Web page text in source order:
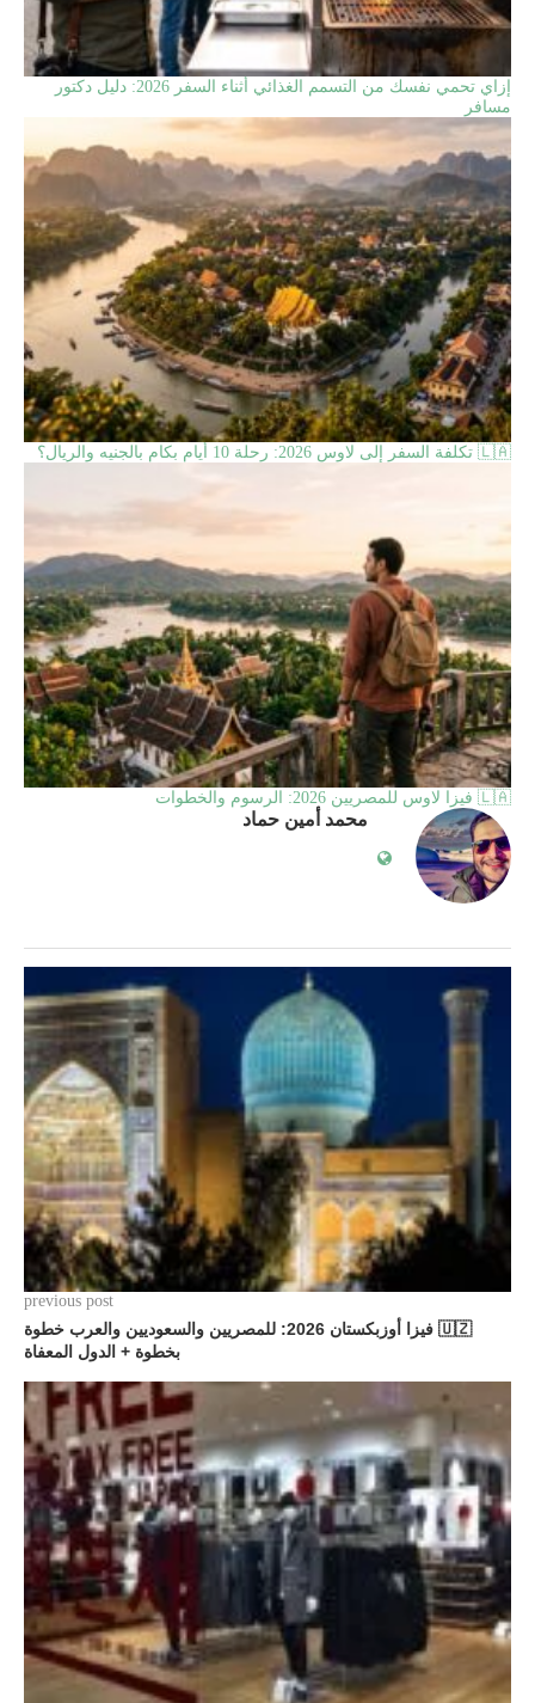
إزاي تحمي نفسك من التسمم الغذائي أثناء السفر 2026: دليل دكتور
مسافر
🇱🇦 تكلفة السفر إلى لاوس 2026: رحلة 10 أيام بكام بالجنيه والريال؟
🇱🇦 فيزا لاوس للمصريين 2026: الرسوم والخطوات
محمد أمين حماد
previous post
🇺🇿 فيزا أوزبكستان 2026: للمصريين والسعوديين والعرب خطوة
بخطوة + الدول المعفاة